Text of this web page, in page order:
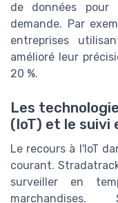
de données
demande. Par
entreprises
amélioré leur
20 %.
Les
(IoT) et le suivi
Le recours à l'IoT
courant.
surveiller en